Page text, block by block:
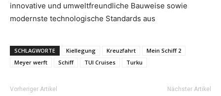
innovative und umweltfreundliche Bauweise sowie
modernste technologische Standards aus
SCHLAGWORTE Kiellegung Kreuzfahrt
Mein Schiff 2
Meyer werft
Schiff TUI Cruises Turku
Vorheriger Artikel Nächster Artikel